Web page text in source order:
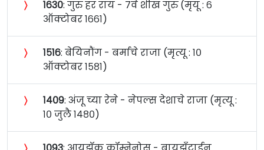
〉 १६३०: गुरु हर राय - ७वे शीख गुरु (मृयू : ६
ऑक्टोबर १६६१)
〉 १५१६: बेयिनौंग - बर्माचे राजा (मृत्यू : १०
ऑक्टोबर १५८१)
〉 १४०९: अंजू च्या रेने - नेपल्स देशाचे राजा (मृत्यू :
१० जुलै १४८०)